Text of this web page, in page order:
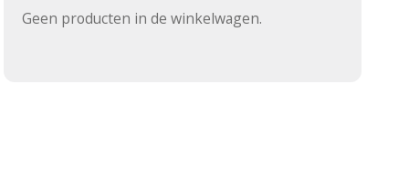
Geen producten in de winkelwagen.